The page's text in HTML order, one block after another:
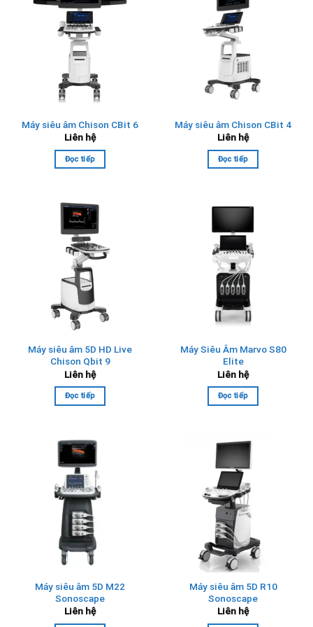
Máy siêu âm Chison CBit 6
Liên hệ
Đọc tiếp
Máy siêu âm Chison CBit 4
Liên hệ
Đọc tiếp
Máy siêu âm 5D HD Live
Chison Qbit 9
Liên hệ
Đọc tiếp
Máy Siêu Âm Marvo S80
Elite
Liên hệ
Đọc tiếp
Máy siêu âm 5D M22
Sonoscape
Liên hệ
Máy siêu âm 5D R10
Sonoscape
Liên hệ